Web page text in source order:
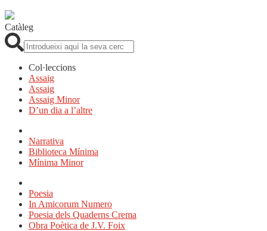
Catàleg
Col·leccions
Assaig
Assaig
Assaig Minor
D’un dia a l’altre
Narrativa
Biblioteca Mínima
Mínima Minor
Poesia
In Amicorum Numero
Poesia dels Quaderns Crema
Obra Poètica de J.V. Foix